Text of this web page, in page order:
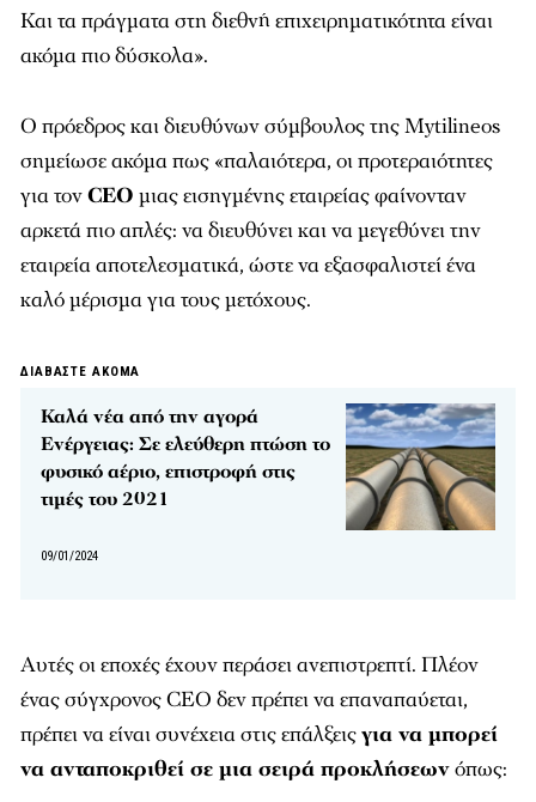
Και τα πράγματα στη διεθνή επιχειρηματικότητα είναι
ακόμα πιο δύσκολα».
Ο πρόεδρος και διευθύνων σύμβουλος της Mytilineos
σημείωσε ακόμα πως «παλαιότερα, οι προτεραιότητες
για τονCEO μιας εισηγμένης εταιρείας φαίνονταν
αρκετά πιο απλές: να διευθύνει και να μεγεθύνει την
εταιρεία αποτελεσματικά, ώστε να εξασφαλιστεί ένα
καλό μέρισμα για τους μετόχους.
ΔΙΑΒΑΣΤΕ ΑΚΟΜΑ
Καλά νέα από την αγορά
Ενέργειας: Σε ελεύθερη πτώση το
φυσικό αέριο, επιστροφή στις
τιμές του 2021
09/01/2024
Aυτές οι εποχές έχουν περάσει ανεπιστρεπτί. Πλέον
ένας σύγχρονος CEO δεν πρέπει να επαναπαύεται,
πρέπει να είναι συνέχεια στις επάλξειςγια να μπορεί
να ανταποκριθεί σε μια σειρά προκλήσεωνόπως: